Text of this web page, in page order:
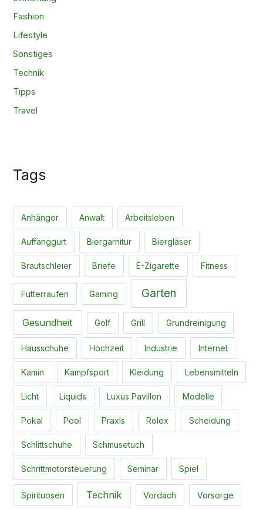
Fashion
Lifestyle
Sonstiges
Technik
Tipps
Travel
Tags
Anhänger Anwalt Arbeitsleben
Auffanggurt Biergarnitur Biergläser
Brautschleier Briefe E-Zigarette Fitness
Futterraufen Gaming Garten
Gesundheit Golf Grill Grundreinigung
Hausschuhe Hochzeit Industrie Internet
Kamin Kampfsport Kleidung Lebensmitteln
Licht Liquids Luxus Pavillon Modelle
Pokal Pool Praxis Rolex Scheidung
Schlittschuhe Schmusetuch
Schrittmotorsteuerung Seminar Spiel
Spirituosen Technik Vordach Vorsorge